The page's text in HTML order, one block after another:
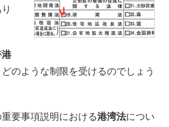
港
のような制限を受けるのでしょう
要事項説明における港湾法につい